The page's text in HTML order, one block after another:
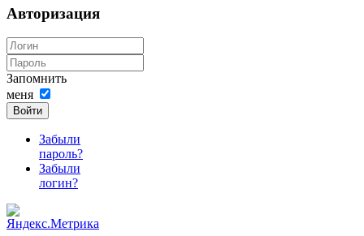
Авторизация
Запомнить
меня
Войти
Забыли
пароль?
Забыли
логин?